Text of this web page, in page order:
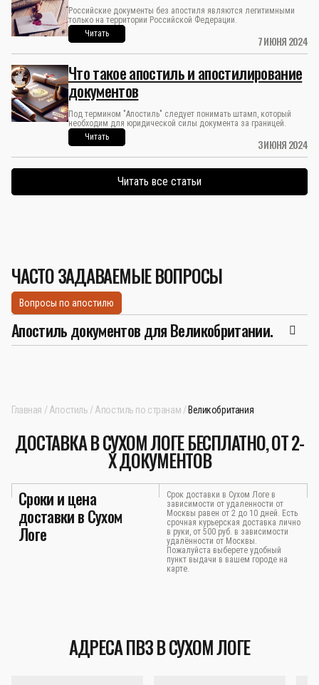
7 ИЮНЯ 2024
Российские документы без апостиля являются легитимными
только на территории Российской Федерации.
Читать
3 ИЮНЯ 2024
Что такое апостиль и апостилирование
документов
Под термином "Апостиль" следует понимать штамп, который
необходим для юридической силы документа за границей.
Читать
Читать все статьи
ЧАСТО ЗАДАВАЕМЫЕ ВОПРОСЫ
Вопросы по апостилю
Апостиль документов для Великобритании.
Главная Апостиль Апостиль по странам Великобритания
ДОСТАВКА В СУХОМ ЛОГЕ БЕСПЛАТНО, ОТ 2-
Х ДОКУМЕНТОВ
Сроки и цена
доставки в Сухом
Логе
Срок доставки в Сухом Логе в
зависимости от удаленности от
Москвы равен от 2 до 10 дней. Есть
срочная курьерская доставка лично
в руки, от 500 руб. в зависимости
удалённости от Москвы.
Пожалуйста выберете удобный
пункт выдачи в вашем городе на
карте.
АДРЕСА ПВЗ В СУХОМ ЛОГЕ